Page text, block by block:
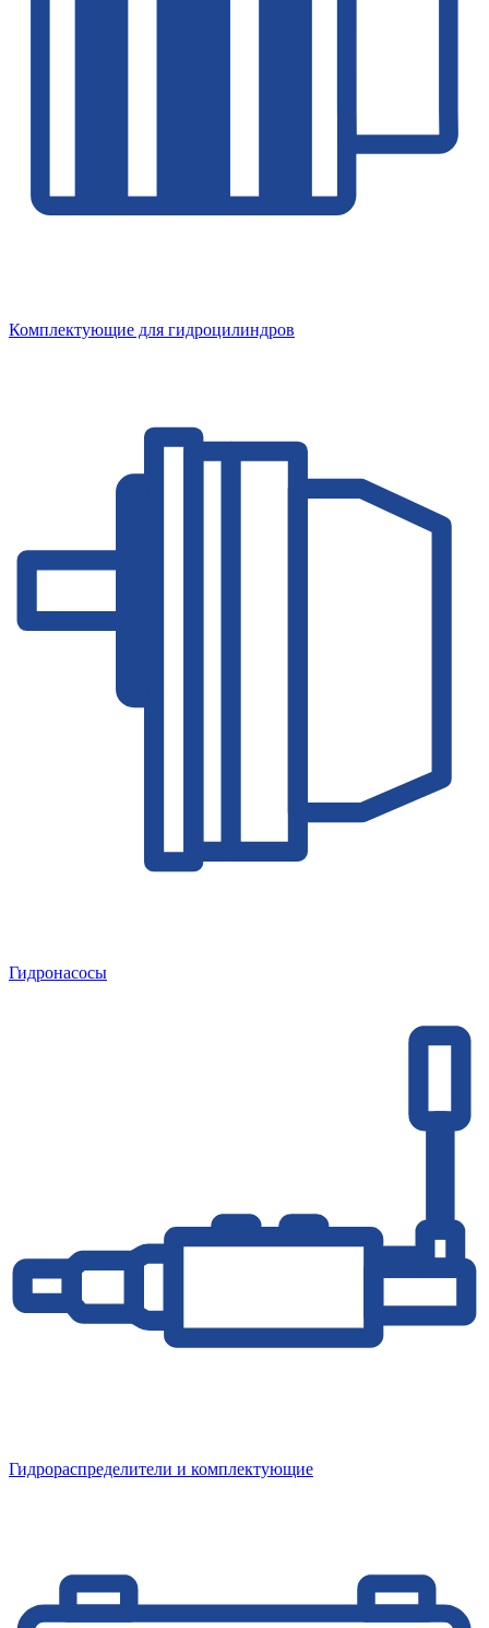
Комплектующие для гидроцилиндров
Гидронасосы
Гидрораспределители и комплектующие